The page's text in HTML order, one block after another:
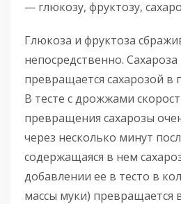
— глюкозу, фруктозу,
Глюкоза и фруктоза
непосредственно.
превращается сахарозой в
В тесте с дрожжами
превращения сахарозы
через несколько минут
содержащаяся в нем
добавлении ее в тесто в
массы муки) превращается